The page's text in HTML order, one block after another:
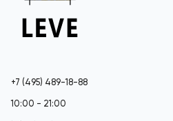
+7 (495) 489-18-88
10:00 - 21:00